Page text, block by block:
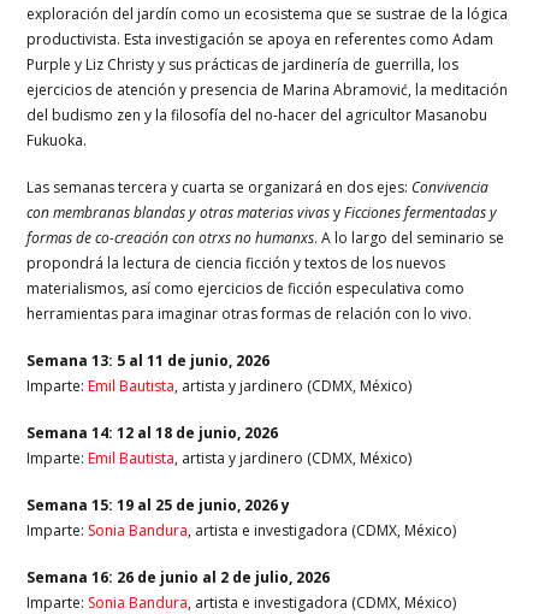
exploración del jardín como un ecosistema que se sustrae de la lógica
productivista. Esta investigación se apoya en referentes como Adam
Purple y Liz Christy y sus prácticas de jardinería de guerrilla, los
ejercicios de atención y presencia de Marina Abramović, la meditación
del budismo zen y la filosofía del no-hacer del agricultor Masanobu
Fukuoka.
Las semanas tercera y cuarta se organizará en dos ejes: Convivencia
con membranas blandas y otras materias vivasyFicciones fermentadas y
formas de co-creación con otrxs no humanxs. A lo largo del seminario se
propondrá la lectura de ciencia ficción y textos de los nuevos
materialismos, así como ejercicios de ficción especulativa como
herramientas para imaginar otras formas de relación con lo vivo.
Semana 13: 5 al 11 de junio, 2026
Imparte:Emil Bautista, artista y jardinero (CDMX, México)
Semana 14:12 al 18 de junio, 2026
Imparte:Emil Bautista, artista y jardinero (CDMX, México)
Semana 15: 19 al 25 de junio, 2026 y
Imparte: Sonia Bandura, artista e investigadora (CDMX, México)
Semana 16: 26 de junio al 2 de julio, 2026
Imparte: Sonia Bandura, artista e investigadora (CDMX, México)